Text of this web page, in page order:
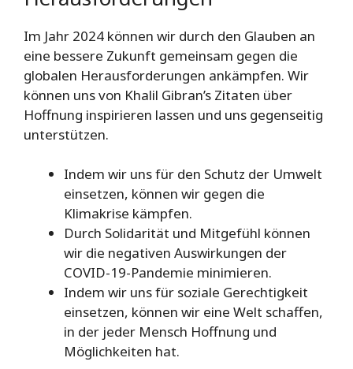
Im Jahr 2024 können wir durch den Glauben an
eine bessere Zukunft gemeinsam gegen die
globalen Herausforderungen ankämpfen. Wir
können uns von Khalil Gibran’s Zitaten über
Hoffnung inspirieren lassen und uns gegenseitig
unterstützen.
Indem wir uns für den Schutz der Umwelt
einsetzen, können wir gegen die
Klimakrise kämpfen.
Durch Solidarität und Mitgefühl können
wir die negativen Auswirkungen der
COVID-19-Pandemie minimieren.
Indem wir uns für soziale Gerechtigkeit
einsetzen, können wir eine Welt schaffen,
in der jeder Mensch Hoffnung und
Möglichkeiten hat.